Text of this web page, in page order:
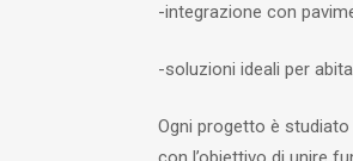
-integrazione con
-soluzioni ideali per
Ogni progetto è